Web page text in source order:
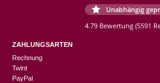
Unabhängig
4.79 Bewertung (5591
ZAHLUNGSARTEN
Rechnung
Twint
PayPal